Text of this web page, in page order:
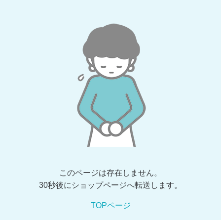
このページは存在しません。
30秒後にショップページへ転送します。
TOPページ